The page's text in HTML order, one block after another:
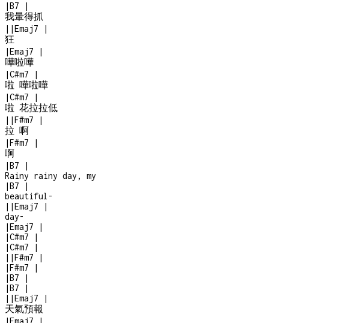
|B7
|
我暈得抓
| |Emaj7
|
狂
|Emaj7
|
嘩啦嘩
|C#m7
|
啦 嘩啦嘩
|C#m7
|
啦 花拉拉低
| |F#m7
|
拉 啊
|F#m7
|
啊
|B7
|
Rainy rainy day, my
|B7
|
beautiful -
| |Emaj7
|
day-
|Emaj7
|
|C#m7
|
|C#m7
|
| |F#m7
|
|F#m7
|
|B7
|
|B7
|
| |Emaj7
|
天氣預報